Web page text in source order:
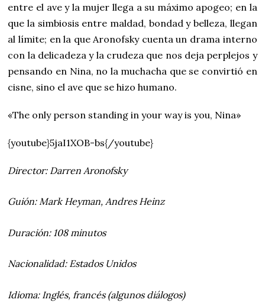
entre el ave y la mujer llega a su máximo apogeo; en la
que la simbiosis entre maldad, bondad y belleza, llegan
al límite; en la que Aronofsky cuenta un drama interno
con la delicadeza y la crudeza que nos deja perplejos y
pensando en Nina, no la muchacha que se convirtió en
cisne, sino el ave que se hizo humano.
«The only person standing in your way is you, Nina»
{youtube}5jaI1XOB-bs{/youtube}
Director: Darren Aronofsky
Guión: Mark Heyman, Andres Heinz
Duración: 108 minutos
Nacionalidad: Estados Unidos
Idioma: Inglés, francés (algunos diálogos)